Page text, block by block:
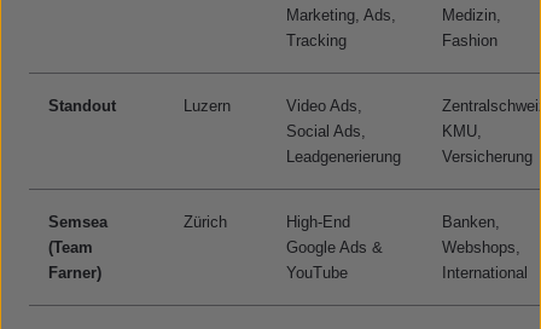
Marketing, Ads,
Tracking
Medizin,
Fashion
Standout Luzern
Video Ads,
Social Ads,
Leadgenerierung
KMU,
Versicherung
Semsea
(Team
Farner)
Zürich
High-End
Google Ads &
YouTube
Banken,
Webshops,
International